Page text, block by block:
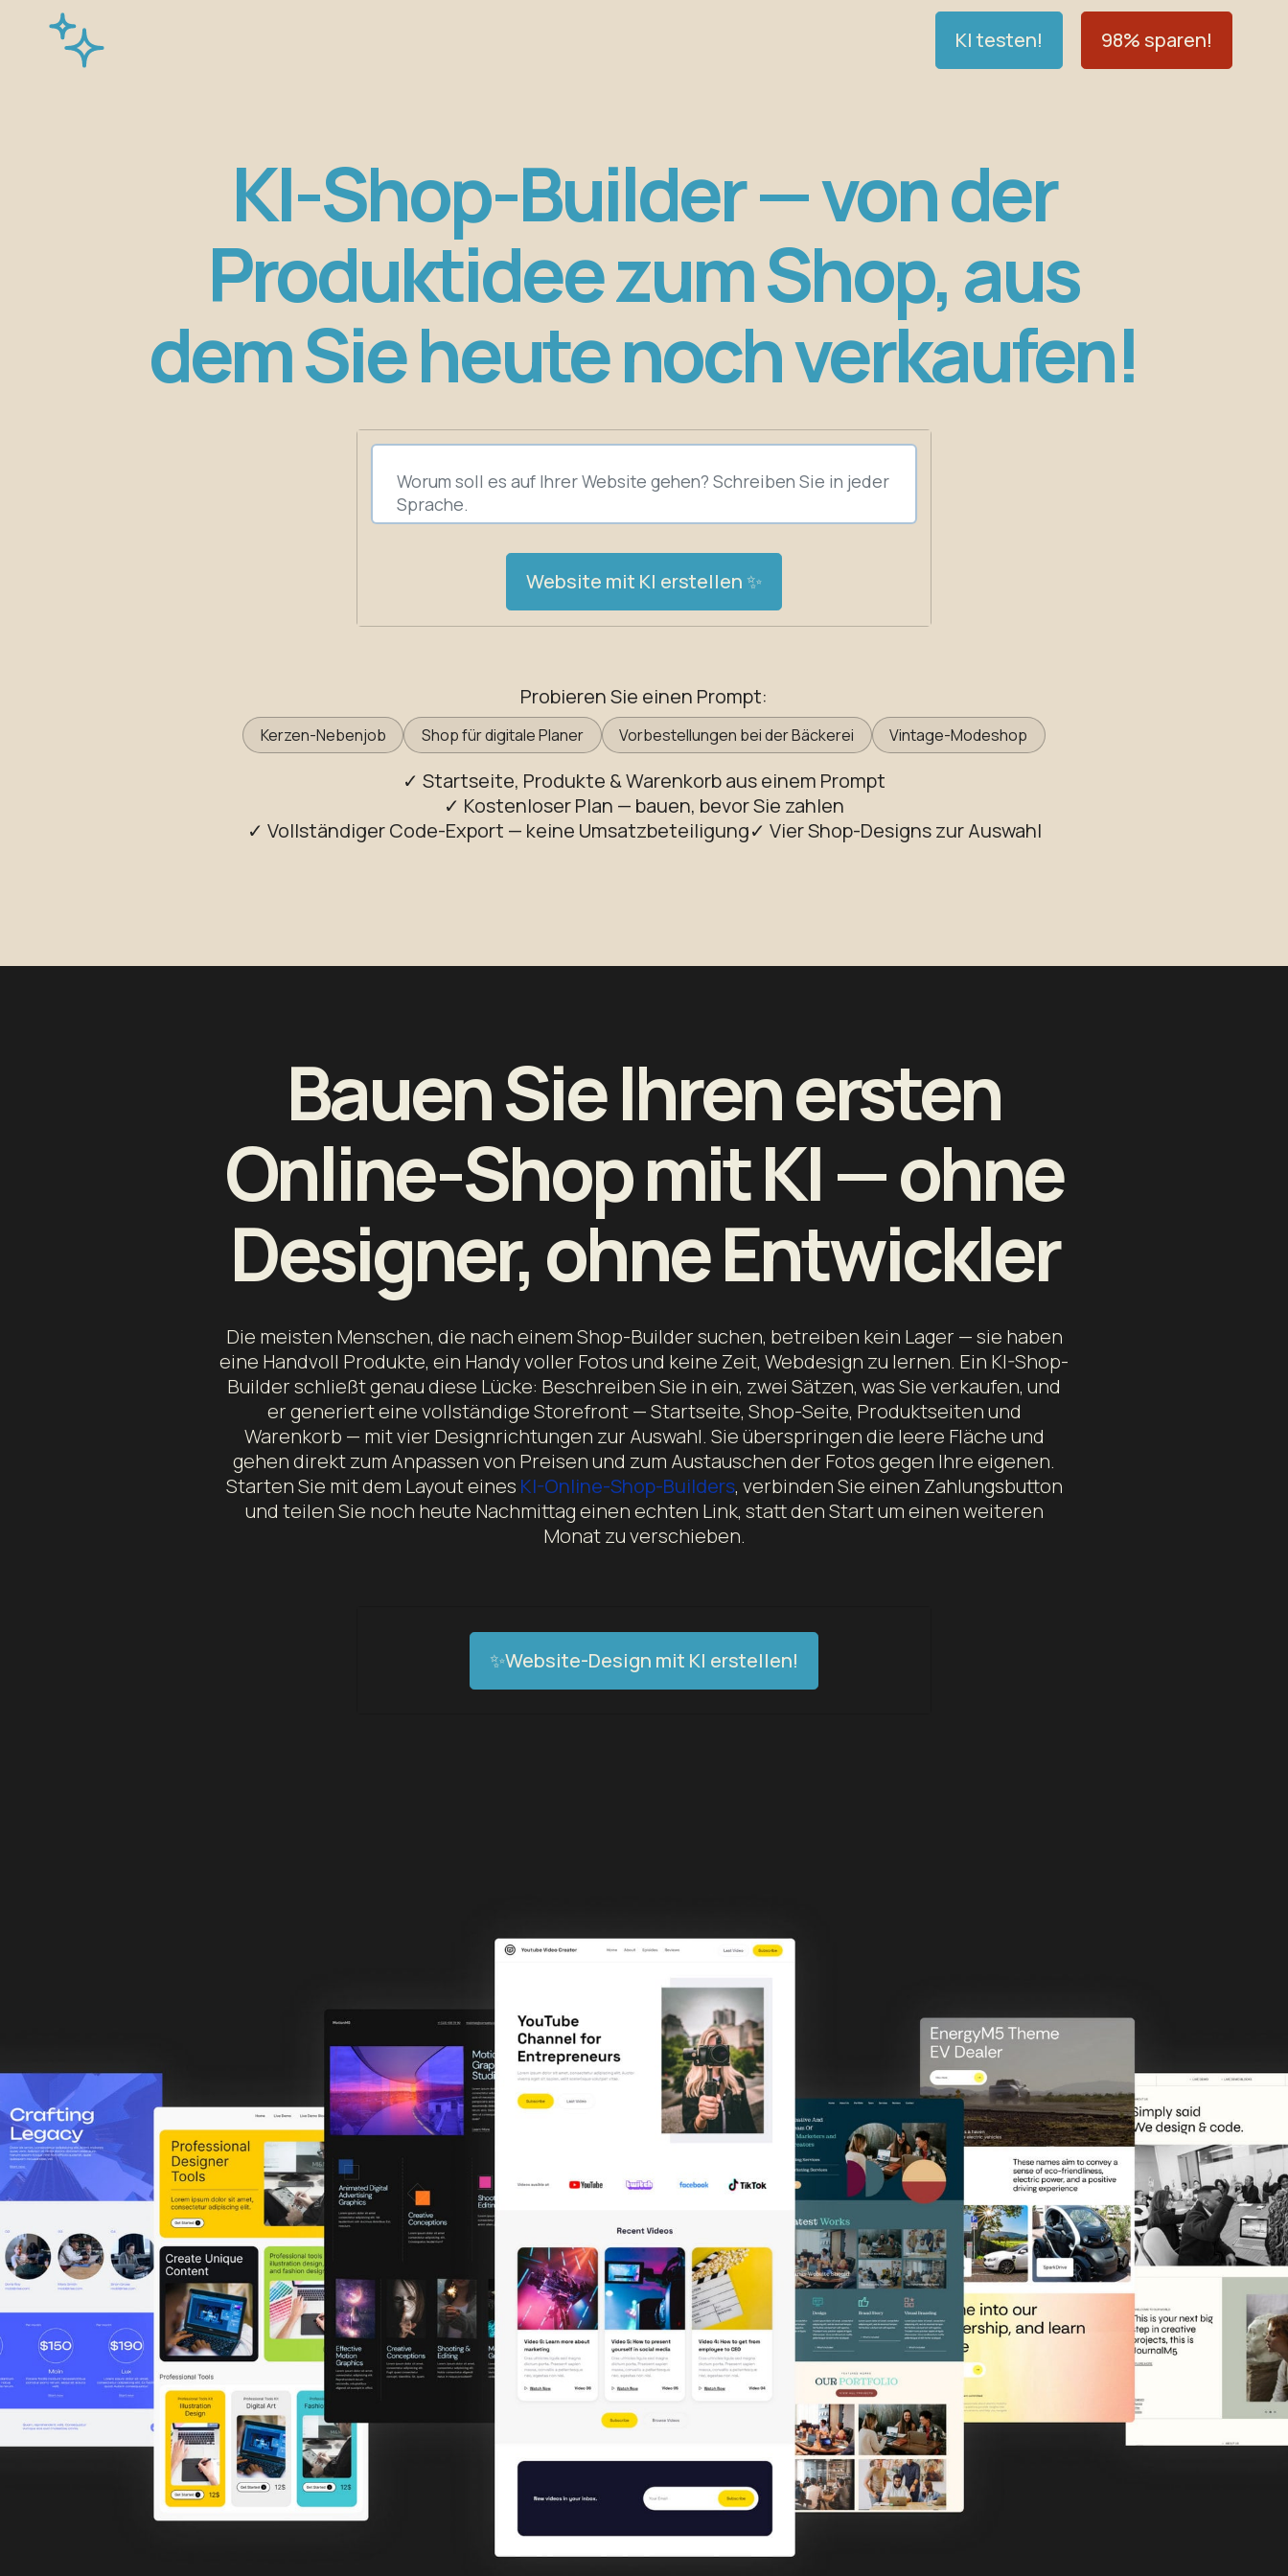
KI testen! 98% sparen!
KI-Shop-Builder — von der
Produktidee zum Shop, aus
dem Sie heute noch verkaufen!
Website mit KI erstellen ✨
Probieren Sie einen Prompt:
Kerzen-Nebenjob Shop für digitale Planer Vorbestellungen bei der Bäckerei Vintage-Modeshop
✓ Startseite, Produkte & Warenkorb aus einem Prompt
✓ Kostenloser Plan — bauen, bevor Sie zahlen
✓ Vollständiger Code-Export — keine Umsatzbeteiligung✓ Vier Shop-Designs zur Auswahl
Bauen Sie Ihren ersten
Online-Shop mit KI — ohne
Designer, ohne Entwickler
Die meisten Menschen, die nach einem Shop-Builder suchen, betreiben kein Lager — sie haben
eine Handvoll Produkte, ein Handy voller Fotos und keine Zeit, Webdesign zu lernen. Ein KI-Shop-
Builder schließt genau diese Lücke: Beschreiben Sie in ein, zwei Sätzen, was Sie verkaufen, und
er generiert eine vollständige Storefront — Startseite, Shop-Seite, Produktseiten und
Warenkorb — mit vier Designrichtungen zur Auswahl. Sie überspringen die leere Fläche und
gehen direkt zum Anpassen von Preisen und zum Austauschen der Fotos gegen Ihre eigenen.
Starten Sie mit dem Layout eines KI-Online-Shop-Builders, verbinden Sie einen Zahlungsbutton
und teilen Sie noch heute Nachmittag einen echten Link, statt den Start um einen weiteren
Monat zu verschieben.
✨Website-Design mit KI erstellen!